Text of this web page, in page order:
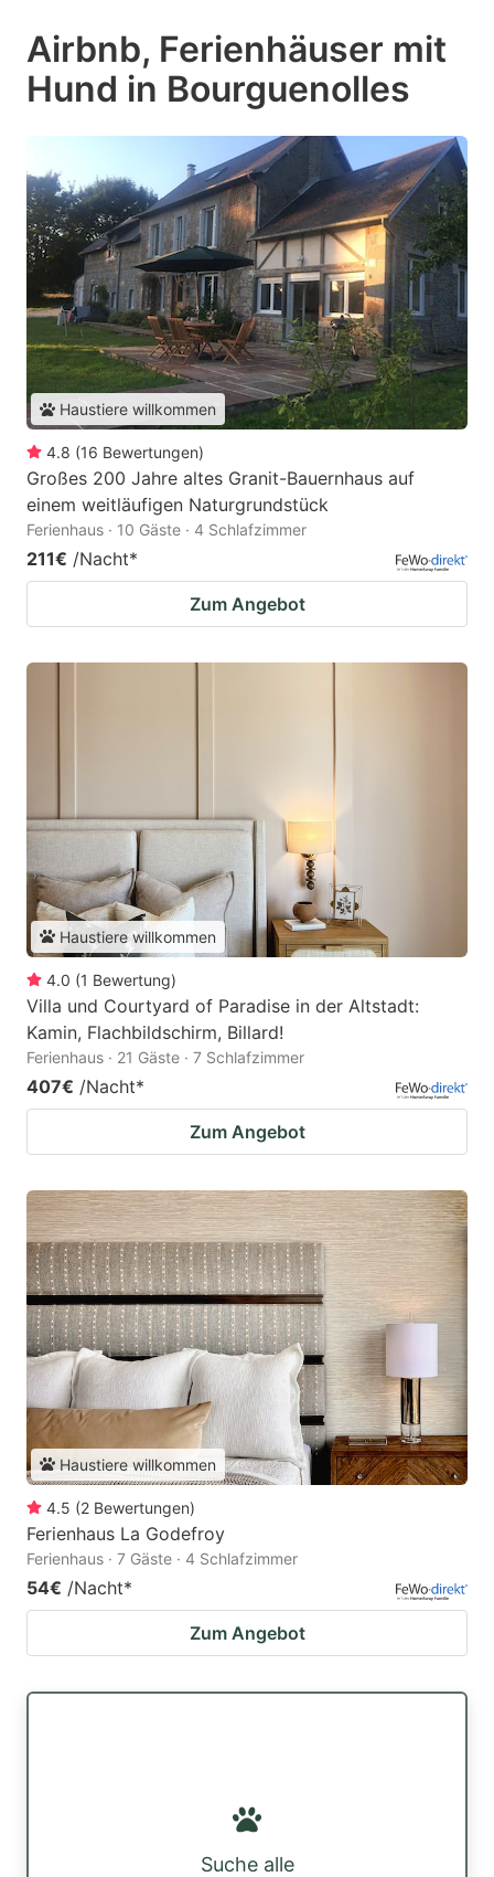
Airbnb, Ferienhäuser mit
Hund in Bourguenolles
Haustiere willkommen
4.8 (16 Bewertungen)
Großes 200 Jahre altes Granit-Bauernhaus auf
einem weitläufigen Naturgrundstück
Ferienhaus · 10 Gäste · 4 Schlafzimmer
211€ /Nacht*
Zum Angebot
Haustiere willkommen
4.0 (1 Bewertung)
Villa und Courtyard of Paradise in der Altstadt:
Kamin, Flachbildschirm, Billard!
Ferienhaus · 21 Gäste · 7 Schlafzimmer
407€ /Nacht*
Zum Angebot
Haustiere willkommen
4.5 (2 Bewertungen)
Ferienhaus La Godefroy
Ferienhaus · 7 Gäste · 4 Schlafzimmer
54€ /Nacht*
Zum Angebot
Suche alle